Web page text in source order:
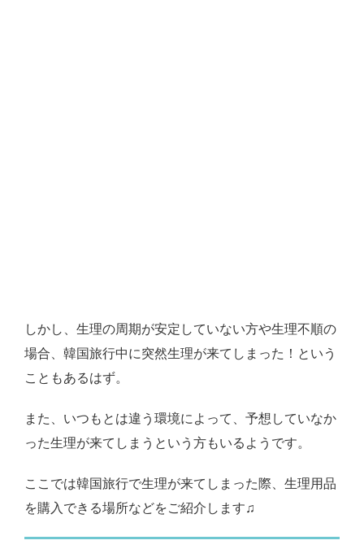
しかし、生理の周期が安定していない方や生理不順の
場合、韓国旅行中に突然生理が来てしまった！という
こともあるはず。
また、いつもとは違う環境によって、予想していなか
った生理が来てしまうという方もいるようです。
ここでは韓国旅行で生理が来てしまった際、生理用品
を購入できる場所などをご紹介します♫